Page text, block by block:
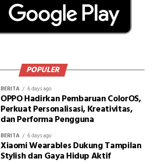
POPULER
BERITA 6 days ago
OPPO Hadirkan Pembaruan ColorOS,
Perkuat Personalisasi, Kreativitas,
dan Performa Pengguna
BERITA 6 days ago
Xiaomi Wearables Dukung Tampilan
Stylish dan Gaya Hidup Aktif